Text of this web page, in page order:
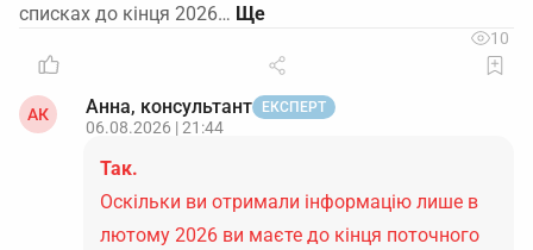
списках до кінця 2026…
10
АК Анна, консультант ЕКСПЕРТ
06.08.2026 | 21:44
Так.
Оскільки ви отримали інформацію лише в
лютому 2026 ви маєте до кінця поточного